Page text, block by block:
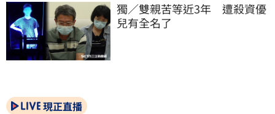
獨／雙親苦等近3年　遭殺資優
兒有全名了
現正直播